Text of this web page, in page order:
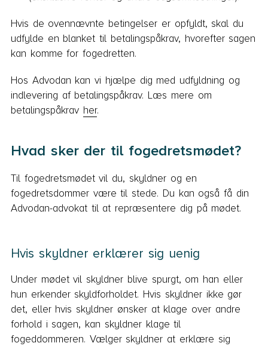
Hvis de ovennævnte betingelser er opfyldt, skal du
udfylde en blanket til betalingspåkrav, hvorefter sagen
kan komme for fogedretten.
Hos Advodan kan vi hjælpe dig med udfyldning og
indlevering af betalingspåkrav. Læs mere om
betalingspåkrav her.
Hvad sker der til fogedretsmødet?
Til fogedretsmødet vil du, skyldner og en
fogedretsdommer være til stede. Du kan også få din
Advodan-advokat til at repræsentere dig på mødet.
Hvis skyldner erklærer sig uenig
Under mødet vil skyldner blive spurgt, om han eller
hun erkender skyldforholdet. Hvis skyldner ikke gør
det, eller hvis skyldner ønsker at klage over andre
forhold i sagen, kan skyldner klage til
fogeddommeren. Vælger skyldner at erklære sig